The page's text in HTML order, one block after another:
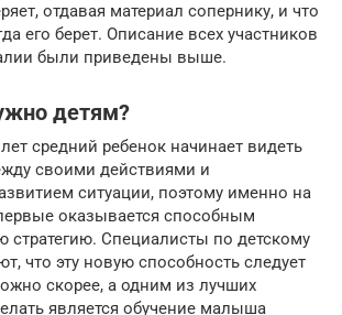
отдавая материал сопернику, и что
его берет. Описание всех участников
были приведены выше.
детям?
средний ребенок начинает видеть
своими действиями и
ситуации, поэтому именно на
оказывается способным
стратегию. Специалисты по детскому
что эту новую способность следует
скорее, а одним из лучших
является обучение малыша